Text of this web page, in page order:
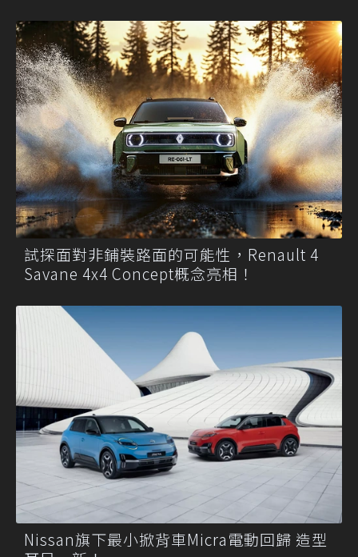
試探面對非鋪裝路面的可能性，Renault 4
Savane 4x4 Concept概念亮相！
Nissan旗下最小掀背車Micra電動回歸 造型